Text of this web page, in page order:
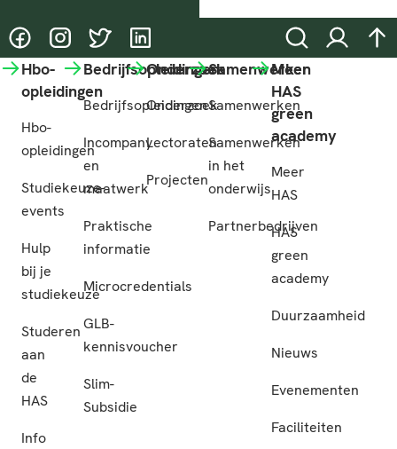
@HASgreenacademy
@HASgreenacademy
@greenacademyHAS
@HASgreenacademy ZoekenInloggen
Hbo-
opleidingen
Hbo-
opleidingen
Studiekeuze-
events
Hulp
bij je
studiekeuze
Studeren
aan
de
HAS
Info
Bedrijfsopleidingen
Bedrijfsopleidingen
Incompany
en
maatwerk
Praktische
informatie
Microcredentials
GLB-
kennisvoucher
Slim-
Subsidie
Onderzoek
Onderzoek
Lectoraten
Projecten
Samenwerken
Samenwerken
Samenwerken
in het
onderwijs
Partnerbedrijven
Meer
HAS
green
academy
Meer
HAS
HAS
green
academy
Duurzaamheid
Nieuws
Evenementen
Faciliteiten